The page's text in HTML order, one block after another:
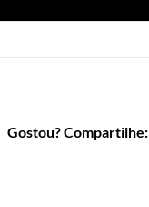
Gostou? Compartilhe: